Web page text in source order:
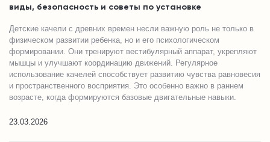
виды, безопасность и советы по установке
Детские качели с древних времен несли важную роль не только в
физическом развитии ребенка, но и его психологическом
формировании. Они тренируют вестибулярный аппарат, укрепляют
мышцы и улучшают координацию движений. Регулярное
использование качелей способствует развитию чувства равновесия
и пространственного восприятия. Это особенно важно в раннем
возрасте, когда формируются базовые двигательные навыки.
23.03.2026